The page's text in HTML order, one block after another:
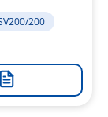
200
Zur